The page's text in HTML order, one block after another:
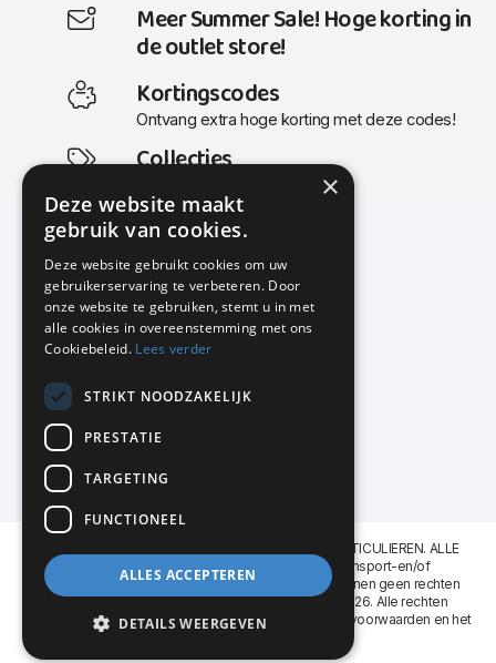
Meer Summer Sale! Hoge korting in
de outlet store!
Kortingscodes
Ontvang extra hoge korting met deze codes!
Collecties
Actuele en populaire collecties
KMP Kantoormeubilair
Airport Business Park
Frankfurtstraat 29-31
1175 RH Lijnden
020-617 01 26
info@kmpkantoormeubilair.nl
Facebook
Instagram
KMP Kantoormeubilair levert aan BEDRIJVEN en PARTICULIEREN. ALLE
GENOEMDE PRIJZEN ZIJN EXCL. 21% B.T.W. Transport-en/of
Montagekosten op aanvraag. Aan deze website kunnen geen rechten
worden ontleend. KMP Kantoormeubilair VOF © 2026. Alle rechten
voorbehouden. Lees voor gebruik graag de
leveringsvoorwaarden en het
×
Deze website maakt
gebruik van cookies.
Deze website gebruikt cookies om uw
gebruikerservaring te verbeteren. Door
onze website te gebruiken, stemt u in met
alle cookies in overeenstemming met ons
Cookiebeleid. Lees verder
STRIKT NOODZAKELIJK
PRESTATIE
TARGETING
FUNCTIONEEL
ALLES ACCEPTEREN
DETAILS WEERGEVEN